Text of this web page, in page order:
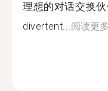
理想的对话交换
divertent...阅读更多